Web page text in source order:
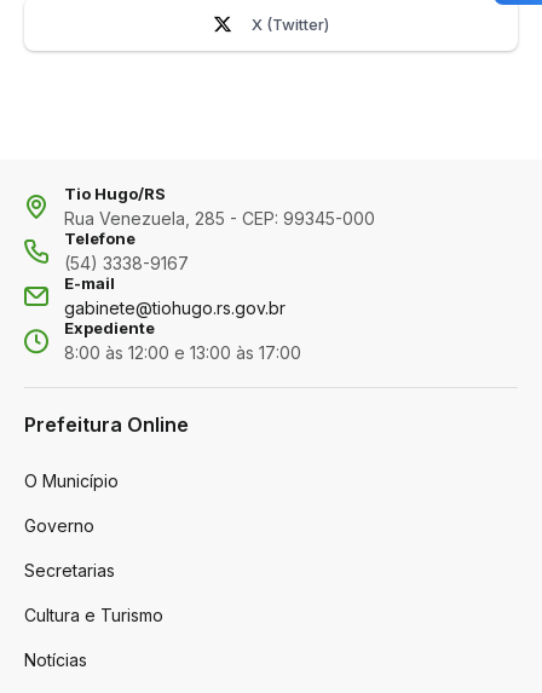
X (Twitter)
Tio Hugo/RS
Rua Venezuela, 285 - CEP: 99345-000
Telefone
(54) 3338-9167
E-mail
gabinete@tiohugo.rs.gov.br
Expediente
8:00 às 12:00 e 13:00 às 17:00
Prefeitura Online
O Município
Governo
Secretarias
Cultura e Turismo
Notícias